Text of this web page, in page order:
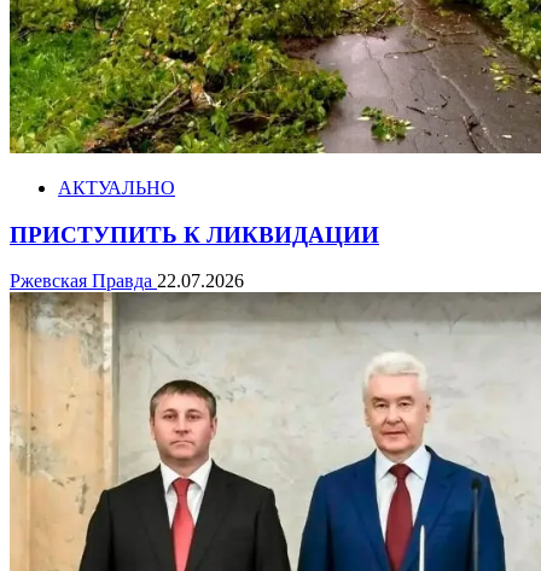
АКТУАЛЬНО
ПРИСТУПИТЬ К ЛИКВИДАЦИИ
Ржевская Правда 22.07.2026